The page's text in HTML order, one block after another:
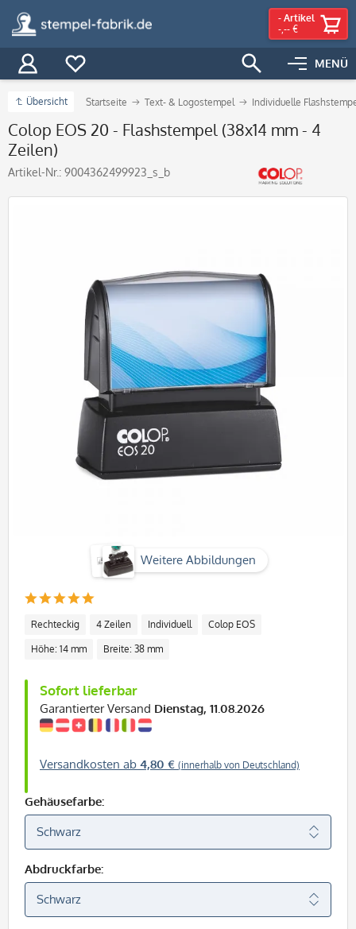
MENÜ
- Artikel
-,-- €
Übersicht Startseite Text- & Logostempel Individuelle
Colop EOS 20 - Flashstempel (38x14 mm - 4
Zeilen)
Artikel-Nr.: 9004362499923_s_b
Weitere Abbildungen
Rechteckig 4 Zeilen Individuell Colop EOS
Höhe: 14 mm Breite: 38 mm
Sofort lieferbar
Garantierter Versand Dienstag, 11.08.2026
Versandkosten ab 4,80 € (innerhalb von Deutschland)
Gehäusefarbe:
Abdruckfarbe: